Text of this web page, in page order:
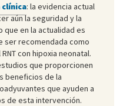
: la evidencia actual
aún la seguridad y la
en la actualidad es
ser recomendada como
con hipoxia neonatal.
que proporcionen
beneficios de la
que ayuden a
de esta intervención.